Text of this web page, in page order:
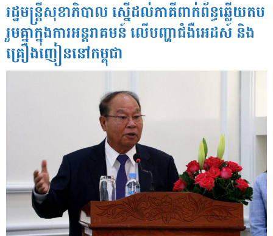
រដ្ឋមន្ដ្រីសុខាភិបាល ស្នើដល់ភាគីពាក់ព័ន្ធឆ្លើយតប
រួមគ្នាក្នុងការអន្តរាគមន៍ លើបញ្ហាជំងឺអេដស៍ និង
គ្រឿងញៀននៅកម្ពុជា